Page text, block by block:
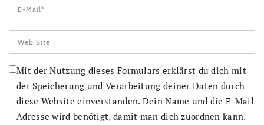
Mit der Nutzung dieses Formulars erklärst du dich mit
der Speicherung und Verarbeitung deiner Daten durch
diese Website einverstanden. Dein Name und die E-Mail
Adresse wird benötigt, damit man dich zuordnen kann.